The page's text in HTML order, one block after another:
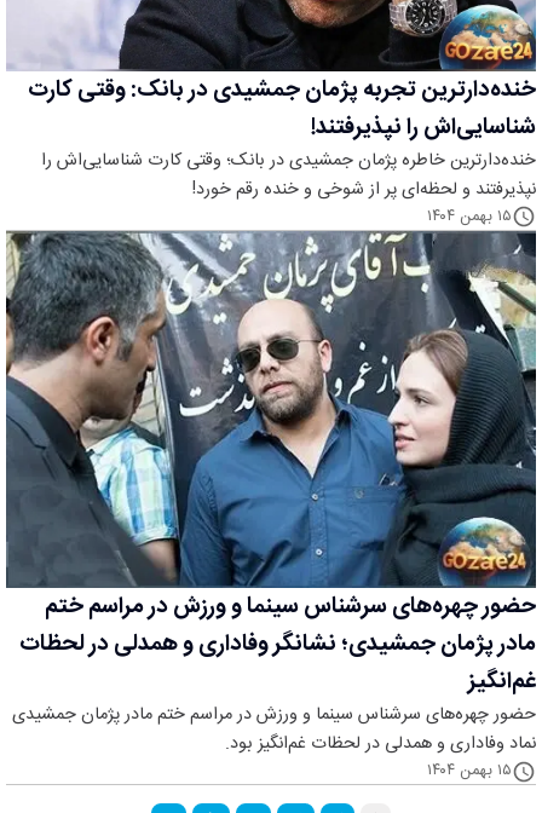
خنده‌دارترین تجربه پژمان جمشیدی در بانک: وقتی کارت
شناسایی‌اش را نپذیرفتند!
خنده‌دارترین خاطره پژمان جمشیدی در بانک؛ وقتی کارت شناسایی‌اش را
نپذیرفتند و لحظه‌ای پر از شوخی و خنده رقم خورد!
۱۵ بهمن ۱۴۰۴
حضور چهره‌های سرشناس سینما و ورزش در مراسم ختم
مادر پژمان جمشیدی؛ نشانگر وفاداری و همدلی در لحظات
غم‌انگیز
حضور چهره‌های سرشناس سینما و ورزش در مراسم ختم مادر پژمان جمشیدی
نماد وفاداری و همدلی در لحظات غم‌انگیز بود.
۱۵ بهمن ۱۴۰۴